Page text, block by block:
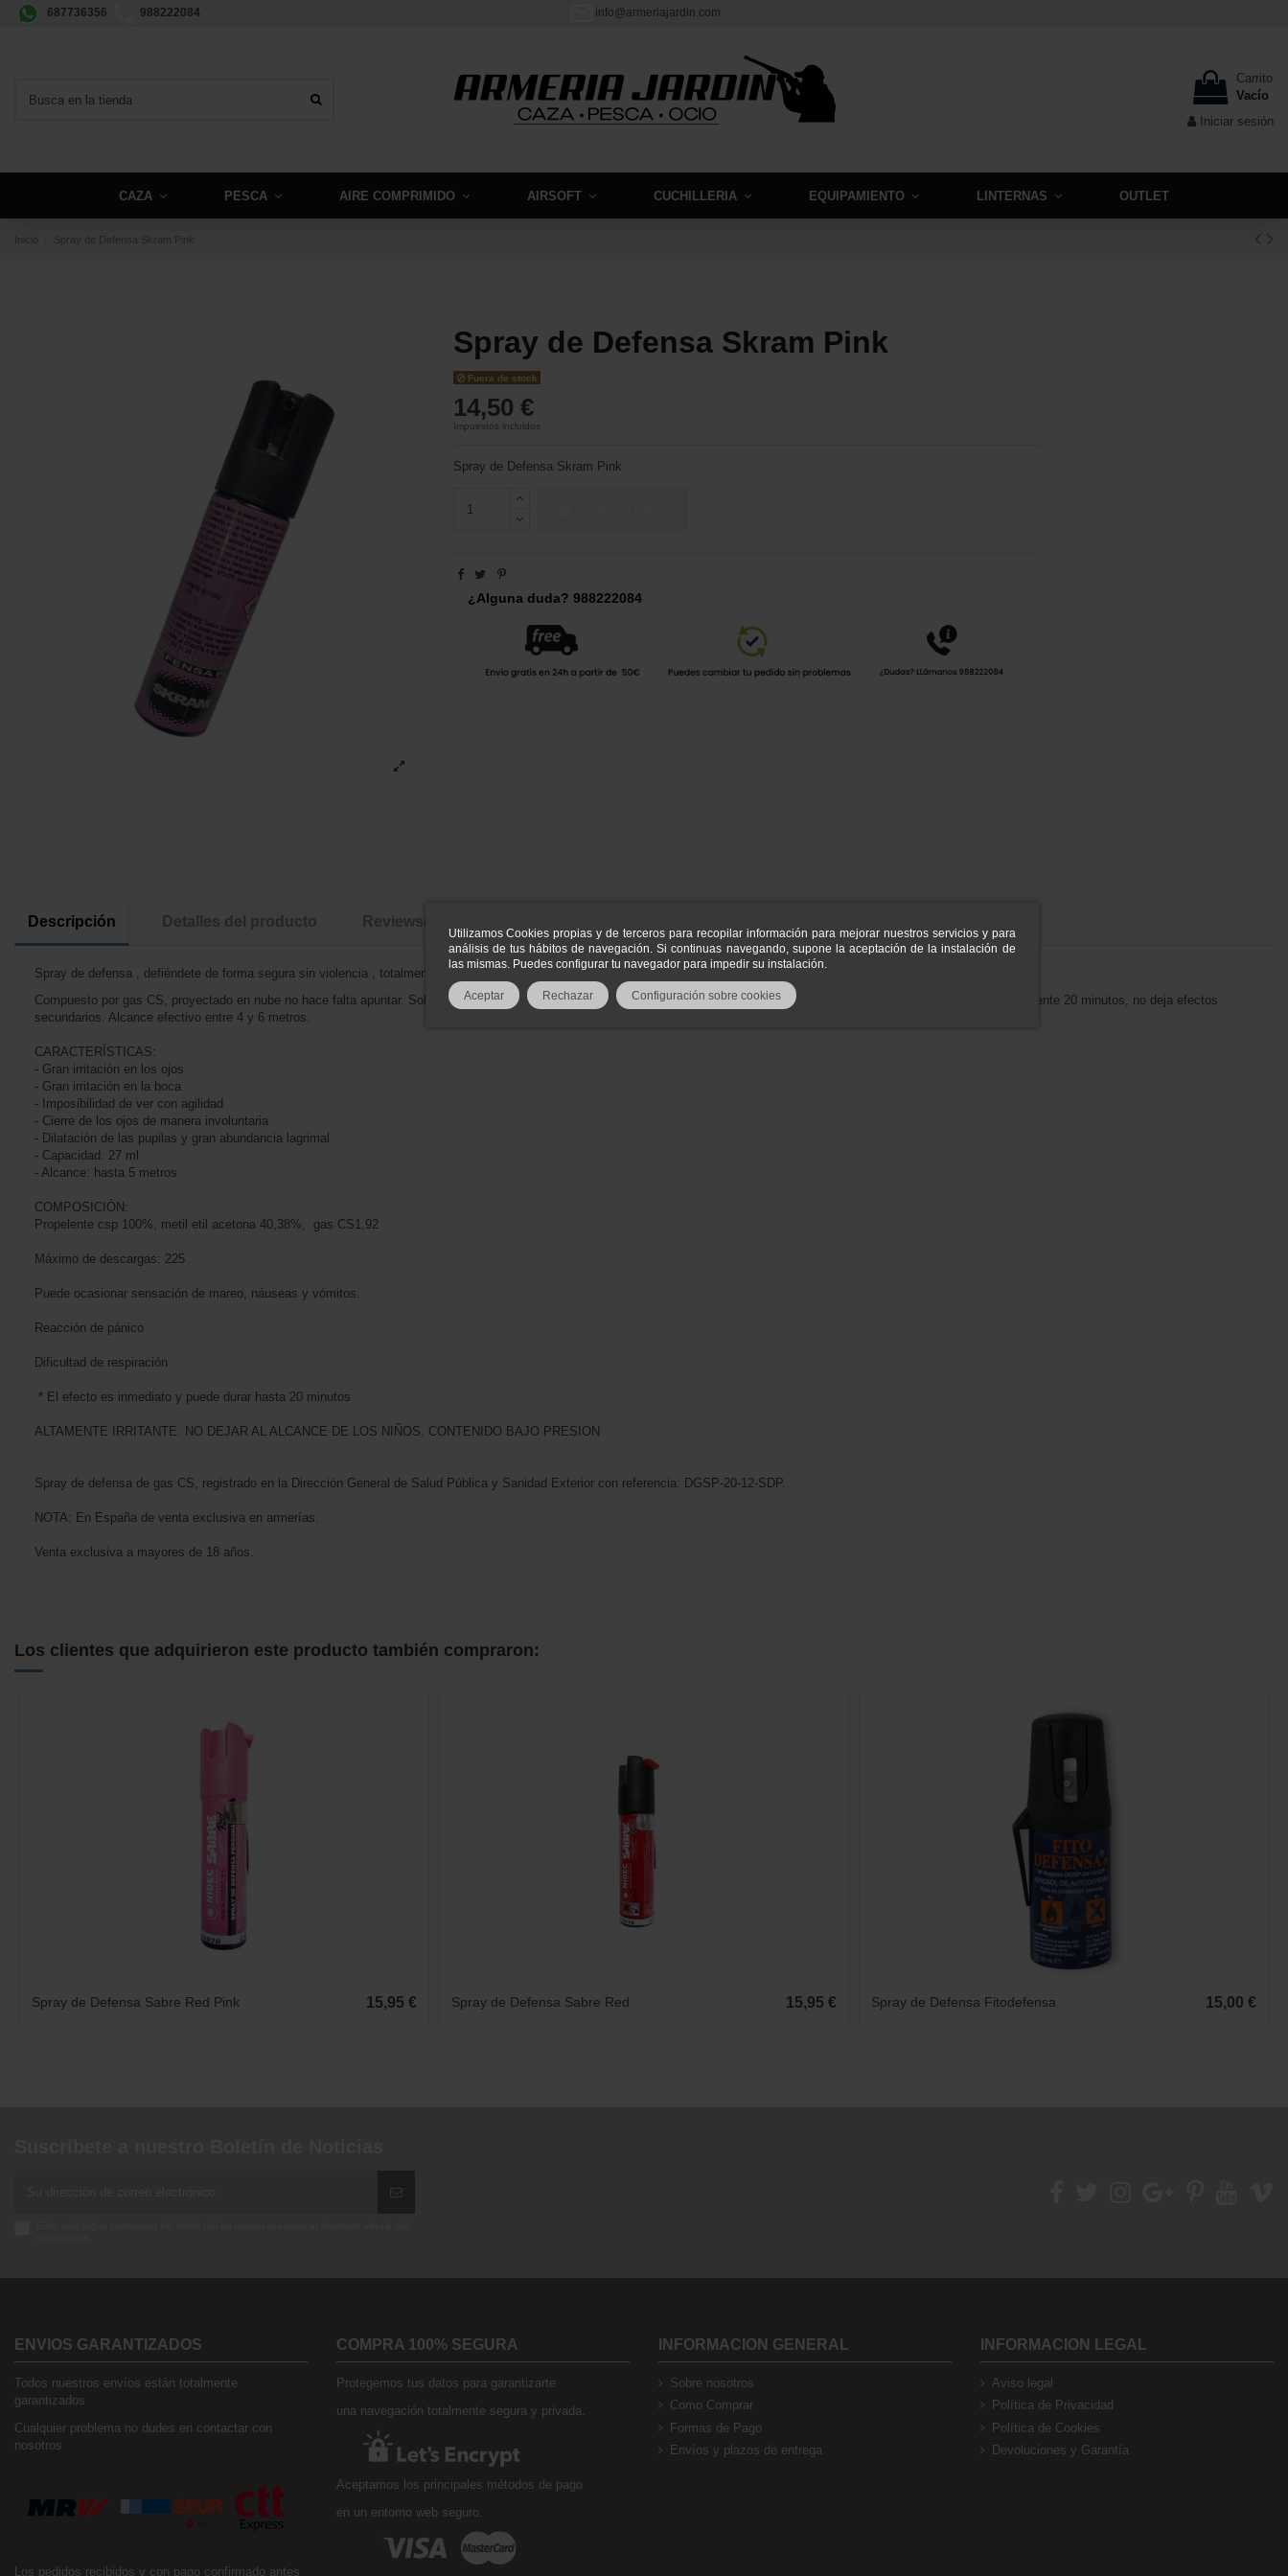
Utilizamos Cookies propias y de terceros para recopilar información para mejorar nuestros servicios y para
análisis de tus hábitos de navegación. Si continuas navegando, supone la aceptación de la instalación de
las mismas. Puedes configurar tu navegador para impedir su instalación.
Aceptar Rechazar Configuración sobre cookies
687736356 988222084 info@armeriajardin.com
Carrito
Vacío
Iniciar sesión
CAZA PESCA AIRE COMPRIMIDO AIRSOFT CUCHILLERIA EQUIPAMIENTO LINTERNAS OUTLET
Inicio Spray de Defensa Skram Pink
Spray de Defensa Skram Pink
Fuera de stock
14,50 €
Impuestos incluidos
Spray de Defensa Skram Pink
¿Alguna duda? 988222084
Descripción Detalles del producto Reviews
Spray de defensa , defiéndete de forma segura sin violencia , totalmente homologado
Compuesto por gas CS, proyectado en nube no hace falta apuntar. Solo hay que dirigirlo al objetivo para que este quede afectado. El tiempo de duración del efecto es aproximadamente 20 minutos, no deja efectos
secundarios. Alcance efectivo entre 4 y 6 metros.
CARACTERÍSTICAS:
- Gran irritación en los ojos
- Gran irritación en la boca
- Imposibilidad de ver con agilidad
- Cierre de los ojos de manera involuntaria
- Dilatación de las pupilas y gran abundancia lagrimal
- Capacidad: 27 ml
- Alcance: hasta 5 metros
COMPOSICIÓN:
Propelente csp 100%, metil etil acetona 40,38%, gas CS1,92
Máximo de descargas: 225
Puede ocasionar sensación de mareo, náuseas y vómitos.
Reacción de pánico
Dificultad de respiración
* El efecto es inmediato y puede durar hasta 20 minutos
ALTAMENTE IRRITANTE. NO DEJAR AL ALCANCE DE LOS NIÑOS. CONTENIDO BAJO PRESION
Spray de defensa de gas CS, registrado en la Dirección General de Salud Pública y Sanidad Exterior con referencia: DGSP-20-12-SDP.
NOTA: En España de venta exclusiva en armerías.
Venta exclusiva a mayores de 18 años.
Los clientes que adquirieron este producto también compraron:
Spray de Defensa Sabre Red Pink 15,95 € Spray de Defensa Sabre Red 15,95 € Spray de Defensa Fitodefensa 15,00 €
ENVIOS GARANTIZADOS
Todos nuestros envíos están totalmente
garantizados
Cualquier problema no dudes en contactar con
nosotros
Los pedidos recibidos y con pago confirmado antes
COMPRA 100% SEGURA
Protegemos tus datos para garantizarte
una navegación totalmente segura y privada.
Aceptamos los principales métodos de pago
en un entorno web seguro.
INFORMACION GENERAL
Sobre nosotros
Como Comprar
Formas de Pago
Envíos y plazos de entrega
INFORMACION LEGAL
Aviso legal
Política de Privacidad
Política de Cookies
Devoluciones y Garantía